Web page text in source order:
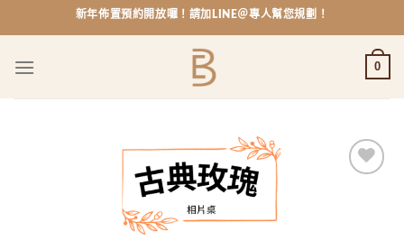
to
新年佈置預約開放囉！請加LINE＠專人幫您規劃！
0